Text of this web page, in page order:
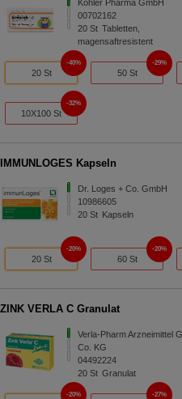
Köhler Pharma GmbH
00702162
20St Tabletten,
magensaftresistent
20 St
40%
50 St
29%
10X100 St
32%
IMMUNLOGES Kapseln
Dr. Loges + Co. GmbH
10986605
20St Kapseln
20 St
20%
60 St
20%
ZINK VERLA C Granulat
Verla-Pharm Arzneimittel
Co. KG
04492224
20St Granulat
20% 27%